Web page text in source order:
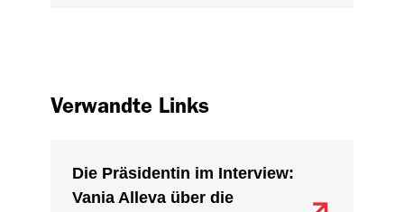
Verwandte Links
Die Präsidentin im Interview:
Vania Alleva über die